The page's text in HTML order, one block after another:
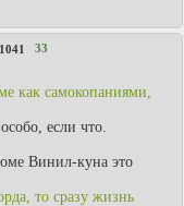
33
как самокопаниями,
если что.
Винил-куна это
то сразу жизнь